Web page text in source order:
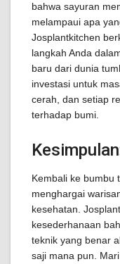
bahwa sayuran
melampaui apa
Josplantkitchen
langkah Anda
baru dari dunia
investasi untuk
cerah, dan setiap
terhadap bumi.
Kembali ke bumbu
menghargai
kesehatan.
kesederhanaan
teknik yang benar
saji mana pun.